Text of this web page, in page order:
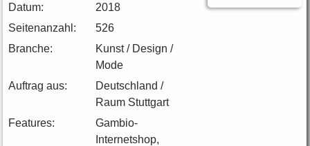
Datum:
2018
Seitenanzahl:
526
Branche:
Kunst / Design /
Mode
Auftrag aus:
Deutschland /
Raum Stuttgart
Features:
Gambio-
Internetshop,